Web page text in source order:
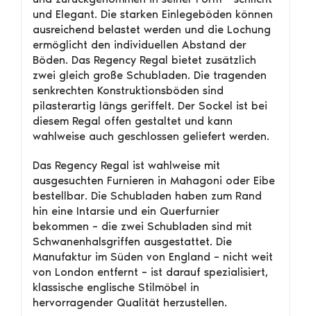
und Elegant. Die starken Einlegeböden können
ausreichend belastet werden und die Lochung
ermöglicht den individuellen Abstand der
Böden. Das Regency Regal bietet zusätzlich
zwei gleich große Schubladen. Die tragenden
senkrechten Konstruktionsböden sind
pilasterartig längs geriffelt. Der Sockel ist bei
diesem Regal offen gestaltet und kann
wahlweise auch geschlossen geliefert werden.
Das Regency Regal ist wahlweise mit
ausgesuchten Furnieren in Mahagoni oder Eibe
bestellbar. Die Schubladen haben zum Rand
hin eine Intarsie und ein Querfurnier
bekommen – die zwei Schubladen sind mit
Schwanenhalsgriffen ausgestattet. Die
Manufaktur im Süden von England – nicht weit
von London entfernt – ist darauf spezialisiert,
klassische englische Stilmöbel in
hervorragender Qualität herzustellen.